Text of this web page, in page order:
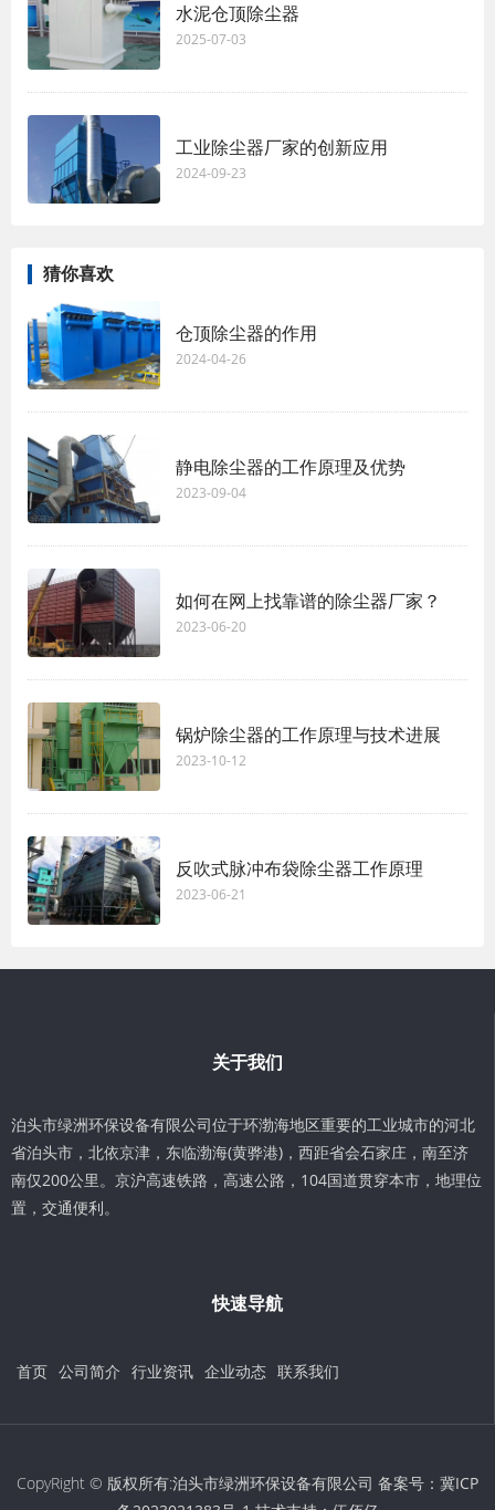
水泥仓顶除尘器
2025-07-03
工业除尘器厂家的创新应用
2024-09-23
猜你喜欢
仓顶除尘器的作用
2024-04-26
静电除尘器的工作原理及优势
2023-09-04
如何在网上找靠谱的除尘器厂家？
2023-06-20
锅炉除尘器的工作原理与技术进展
2023-10-12
反吹式脉冲布袋除尘器工作原理
2023-06-21
关于我们
泊头市绿洲环保设备有限公司位于环渤海地区重要的工业城市的河北
省泊头市，北依京津，东临渤海(黄骅港)，西距省会石家庄，南至济
南仅200公里。京沪高速铁路，高速公路，104国道贯穿本市，地理位
置，交通便利。
快速导航
首页 公司简介 行业资讯 企业动态 联系我们
CopyRight © 版权所有:泊头市绿洲环保设备有限公司 备案号： 冀ICP